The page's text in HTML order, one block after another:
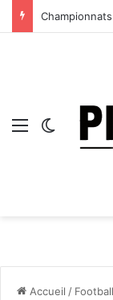
Menu Switch
Accueil /